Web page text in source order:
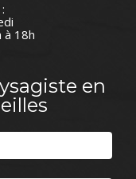
:
à 18h
en